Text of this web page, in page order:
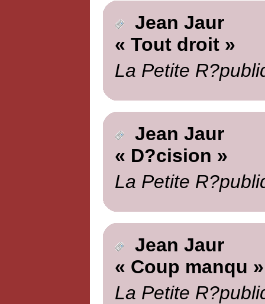
Jean Jaur
« Tout droit »
La Petite
Jean Jaur
« D?cision »
La Petite
Jean Jaur
« Coup manqu »
La Petite